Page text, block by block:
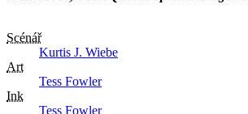
Scénář
Kurtis J. Wiebe
Art
Tess Fowler
Ink
Tess Fowler